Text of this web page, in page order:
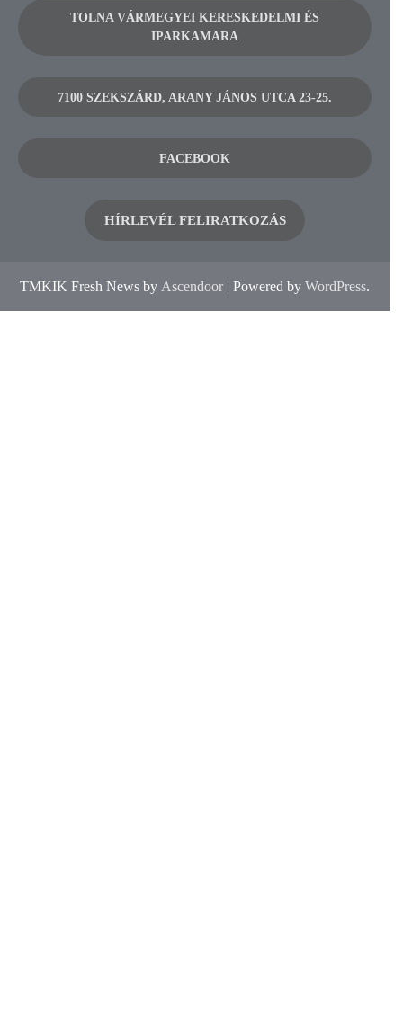
TOLNA VÁRMEGYEI KERESKEDELMI ÉS
IPARKAMARA
7100 SZEKSZÁRD, ARANY JÁNOS UTCA 23-25.
FACEBOOK
HÍRLEVÉL FELIRATKOZÁS
TMKIK Fresh News by Ascendoor | Powered by WordPress.